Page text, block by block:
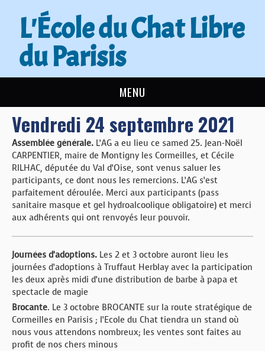
L'École du Chat Libre
du Parisis
MENU
L’ÉCOLE DU CHAT
ACTUALITÉS
ADOPTER
NOUS AIDER
CONTACT
BOUTIQUE
FORUM
Vendredi 24 septembre 2021
Assemblée générale. L’AG a eu lieu ce samed 25. Jean-Noël
CARPENTIER, maire de Montigny les Cormeilles, et Cécile
RILHAC, députée du Val d’Oise, sont venus saluer les
participants, ce dont nous les remercions. L’AG s’est
parfaitement déroulée. Merci aux participants (pass
sanitaire masque et gel hydroalcoolique obligatoire) et merci
aux adhérents qui ont renvoyés leur pouvoir.
Journées d’adoptions. Les 2 et 3 octobre auront lieu les
journées d’adoptions à Truffaut Herblay avec la participation
les deux après midi d’une distribution de barbe à papa et
spectacle de magie
Brocante. Le 3 octobre BROCANTE sur la route stratégique de
Cormeilles en Parisis ; l’Ecole du Chat tiendra un stand où
nous vous attendons nombreux; les ventes sont faites au
profit de nos chers minous